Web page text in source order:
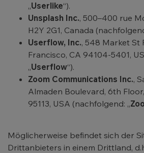
„Userlike“).
Unsplash Inc., 500–400 rue
H2Y 2G1, Canada
Userflow, Inc., 548 Market St
Francisco, CA 94104-5401,
„Userflow“).
Zoom Communications Inc.,
Almaden Boulevard, 6th
95113, USA (nachfolgend: „
Möglicherweise befindet sich der
Drittanbieters in einem Drittland,